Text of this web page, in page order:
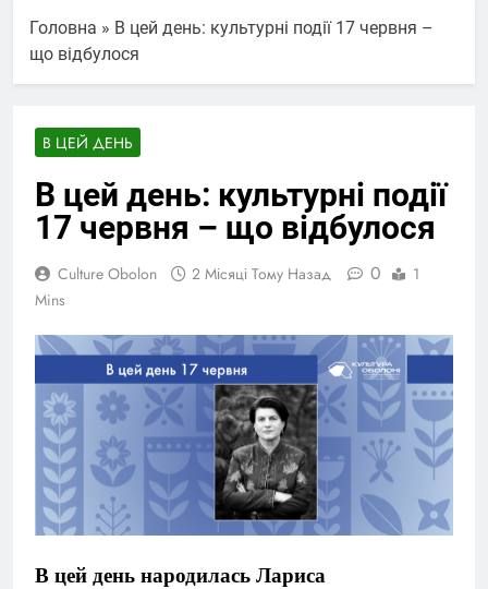
Головна » В цей день: культурні події 17 червня –
що відбулося
В ЦЕЙ ДЕНЬ
В цей день: культурні події
17 червня – що відбулося
Culture Obolon 2 Місяці Тому Назад 0
1
Mins
В цей день народилась Лариса